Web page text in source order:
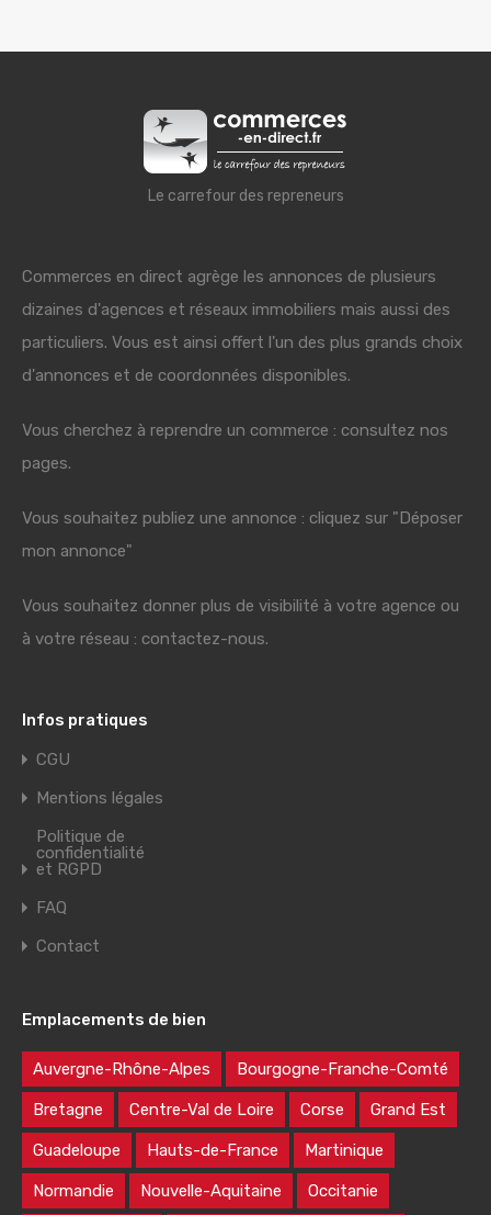
Le carrefour des repreneurs
Commerces en direct agrège les annonces de plusieurs
dizaines d'agences et réseaux immobiliers mais aussi des
particuliers. Vous est ainsi offert l'un des plus grands choix
d'annonces et de coordonnées disponibles.
Vous cherchez à reprendre un commerce : consultez nos
pages.
Vous souhaitez publiez une annonce : cliquez sur "Déposer
mon annonce"
Vous souhaitez donner plus de visibilité à votre agence ou
à votre réseau : contactez-nous.
Infos pratiques
CGU
Mentions légales
Politique de
confidentialité
et RGPD
FAQ
Contact
Emplacements de bien
Auvergne-Rhône-Alpes Bourgogne-Franche-Comté
Bretagne Centre-Val de Loire Corse Grand Est
Guadeloupe Hauts-de-France Martinique
Normandie Nouvelle-Aquitaine Occitanie